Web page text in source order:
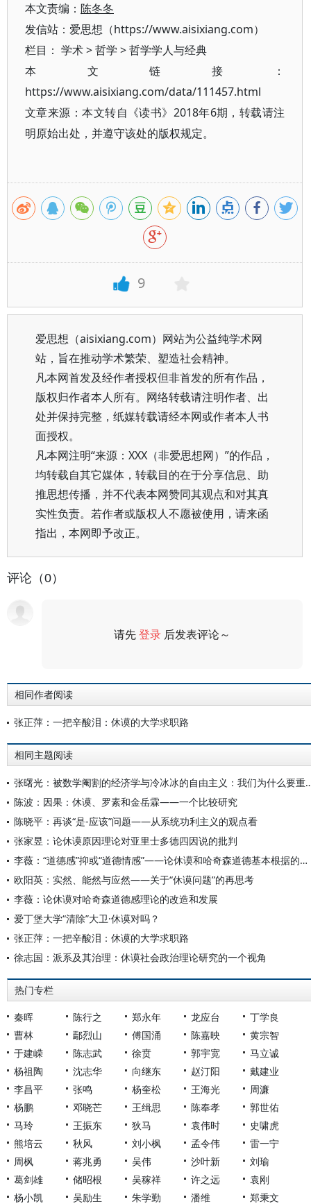
本文责编： 陈冬冬
发信站：爱思想（https://www.aisixiang.com）
栏目： 学术>哲学 >哲学学人与经典
本文链接：
https://www.aisixiang.com/data/111457.html
文章来源：本文转自《读书》2018年6期，转载请注
明原始出处，并遵守该处的版权规定。
9
爱思想（aisixiang.com）网站为公益纯学术网
站，旨在推动学术繁荣、塑造社会精神。
凡本网首发及经作者授权但非首发的所有作品，
版权归作者本人所有。网络转载请注明作者、出
处并保持完整，纸媒转载请经本网或作者本人书
面授权。
凡本网注明“来源：XXX（非爱思想网）”的作品，
均转载自其它媒体，转载目的在于分享信息、助
推思想传播，并不代表本网赞同其观点和对其真
实性负责。若作者或版权人不愿被使用，请来函
指出，本网即予改正。
评论（0）
请先登录 后发表评论～
相同作者阅读
张正萍：一把辛酸泪：休谟的大学求职路
相同主题阅读
张曙光：被数学阉割的经济学与冷
陈波：因果：休谟、罗素和金岳霖——一个比较研究
陈晓平：再谈“是-应该”问题——从系统功利主义的观点看
张家昱：论休谟原因理论对亚里士多德四因说的批判
李薇：“道德感”抑或“道德情感”——论休谟和哈奇森道德基本根据的分野
欧阳英：实然、能然与应然——关于“休谟问题”的再思考
李薇：论休谟对哈奇森道德感理论的改造和发展
爱丁堡大学“清除”大卫·休谟对吗？
张正萍：一把辛酸泪：休谟的大学求职路
徐志国：派系及其治理：休谟社会政治理论研究的一个视角
热门专栏
秦晖 陈行之 郑永年 龙应台
丁学良
曹林
鄢烈山 傅国涌 陈嘉映
黄宗智
于建嵘
陈志武 徐贲 郭宇宽
马立诚
杨祖陶
沈志华 向继东 赵汀阳
戴建业
李昌平
张鸣 杨奎松 王海光
周濂
杨鹏
邓晓芒 王缉思 陈奉孝
郭世佑
马玲
王振东 狄马 袁伟时
史啸虎
熊培云
秋风 刘小枫 孟令伟
雷一宁
周枫
蒋兆勇 吴伟 沙叶新
刘瑜
葛剑雄
储昭根 吴稼祥 许之远
袁刚
杨小凯
吴励生 朱学勤 潘维 郑秉文